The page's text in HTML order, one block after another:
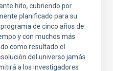
hito, cubriendo por
planificado para su
de cinco años de
y con muchos más
como resultado el
del universo jamás
a los investigadores